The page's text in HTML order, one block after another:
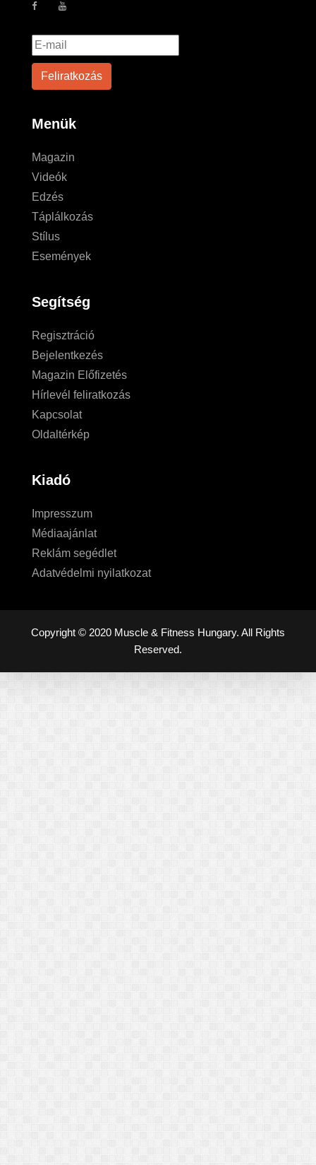
Menük
Magazin
Videók
Edzés
Táplálkozás
Stílus
Események
Segítség
Regisztráció
Bejelentkezés
Magazin Előfizetés
Hírlevél feliratkozás
Kapcsolat
Oldaltérkép
Kiadó
Impresszum
Médiaajánlat
Reklám segédlet
Adatvédelmi nyilatkozat
Copyright © 2020 Muscle & Fitness Hungary. All Rights
Reserved.